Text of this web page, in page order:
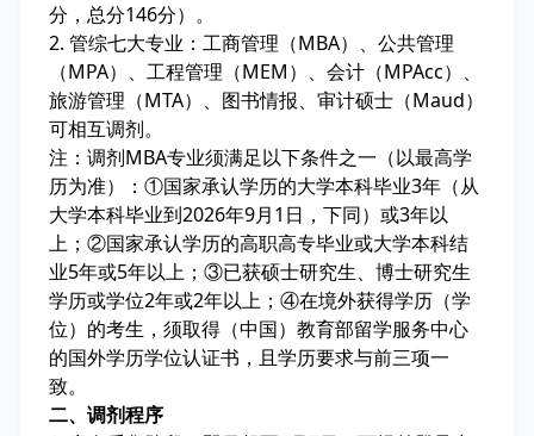
分，总分146分）。
2. 管综七大专业：工商管理（MBA）、公共管理
（MPA）、工程管理（MEM）、会计（MPAcc）、
旅游管理（MTA）、图书情报、审计硕士（Maud）
可相互调剂。
注：调剂MBA专业须满足以下条件之一（以最高学
历为准）：①国家承认学历的大学本科毕业3年（从
大学本科毕业到2026年9月1日，下同）或3年以
上；②国家承认学历的高职高专毕业或大学本科结
业5年或5年以上；③已获硕士研究生、博士研究生
学历或学位2年或2年以上；④在境外获得学历（学
位）的考生，须取得（中国）教育部留学服务中心
的国外学历学位认证书，且学历要求与前三项一
致。
二、调剂程序